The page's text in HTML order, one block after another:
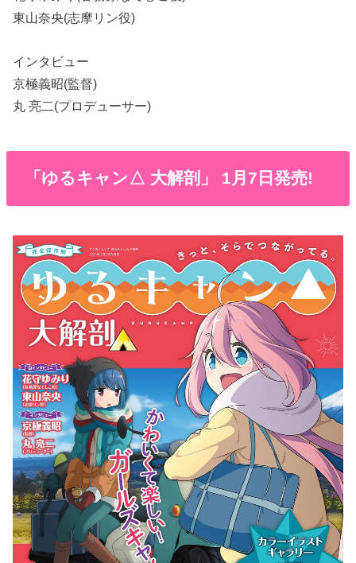
東山奈央(志摩リン役)
インタビュー
京極義昭(監督)
丸 亮二(プロデューサー)
「ゆるキャン△ 大解剖」 1月7日発売!